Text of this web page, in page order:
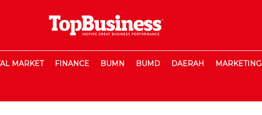
MARKET FINANCE BUMN BUMD DAERAH MARKETING